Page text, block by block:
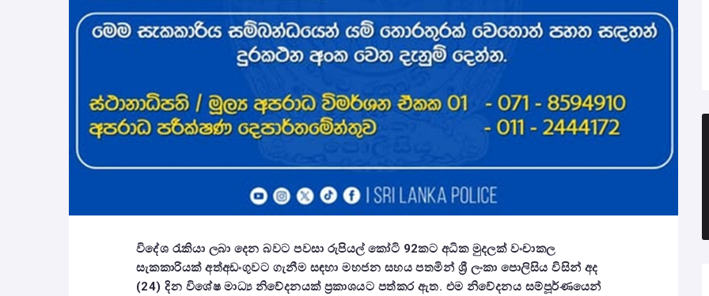
විදේශ රැකියා ලබා දෙන බවට පවසා රුපියල් කෝටි 92කට අධික මුදලක් වංචාකල
සැකකාරියක් අත්අඩංගුවට ගැනීම සඳහා මහජන සහය පතමින් ශ්‍රී ලංකා පොලිසිය විසින් අද
(24) දින විශේෂ මාධ්‍ය නිවේදනයක් ප්‍රකාශයට පත්කර ඇත. එම නිවේදනය සම්පූර්ණයෙන්